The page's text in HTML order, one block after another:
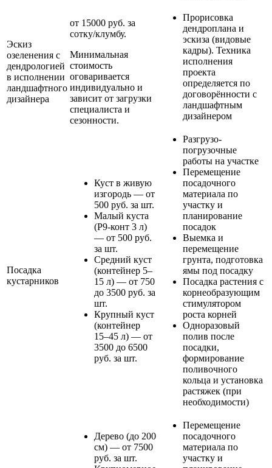
Эскиз
озеленения с
дендрологией
в исполнении
ландшафтного
дизайнера
от 15000 руб. за
сотку/клумбу.
Минимальная
стоимость
оговаривается
индивидуально и
зависит от загрузки
специалиста и
сезонности.
Прорисовка
дендроплана и
эскиза (видовые
кадры). Техника
исполнения
проекта
определяется по
договорённости с
ландшафтным
дизайнером
Посадка
кустарников
Куст в живую
изгородь — от
500 руб. за шт.
Малый куста
(Р9-конт 3 л)
— от 500 руб.
за шт.
Средний куст
(контейнер 5–
15 л) — от 750
до 3500 руб. за
шт.
Крупный куст
(контейнер
15–45 л) — от
3500 до 6500
руб. за шт.
Разгрузо-
погрузочные
работы на участке
Перемещение
посадочного
материала по
участку и
планирование
посадок
Выемка и
перемещение
грунта, подготовка
ямы под посадку
Посадка растения с
корнеобразующим
стимулятором
роста корней
Одноразовый
полив после
посадки,
формирование
поливочного
кольца и установка
растяжек (при
необходимости)
Дерево (до 200
см) — от 7500
руб. за шт.
Перемещение
посадочного
материала по
участку и